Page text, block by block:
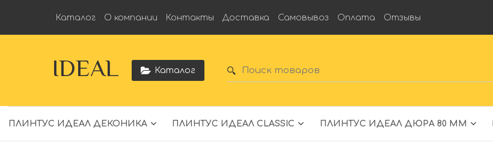
Каталог О компании Контакты Доставка Самовывоз Оплата Отзывы
IDEAL Каталог
ПЛИНТУС ИДЕАЛ ДЕКОНИКА ПЛИНТУС ИДЕАЛ CLASSIC ПЛИНТУС ИДЕАЛ ДЮРА 80 ММ